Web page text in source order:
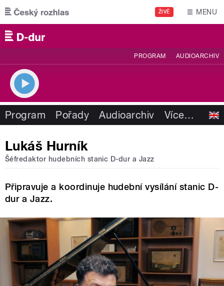
Přejít k hlavnímu obsahu
ŽIVĚ MENU
PROGRAM AUDIOARCHIV
Program Pořady Audioarchiv Více…
Lukáš Hurník
Šéfredaktor hudebních stanic D-dur a Jazz
Připravuje a koordinuje hudební vysílání stanic D-
dur a Jazz.